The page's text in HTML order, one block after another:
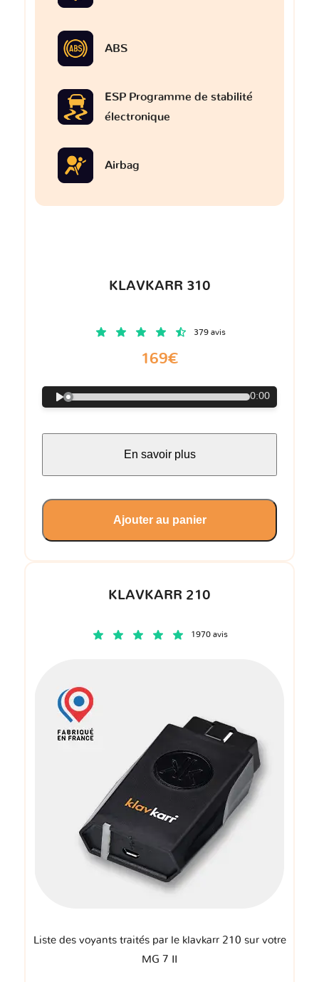
KLAVKARR 210
1970 avis
Liste des voyants traités par le klavkarr 210 sur votre
MG 7 II
ABS
ESP Programme de stabilité
électronique
Airbag
KLAVKARR 310
379 avis
169€
0:00
En savoir plus
Ajouter au panier